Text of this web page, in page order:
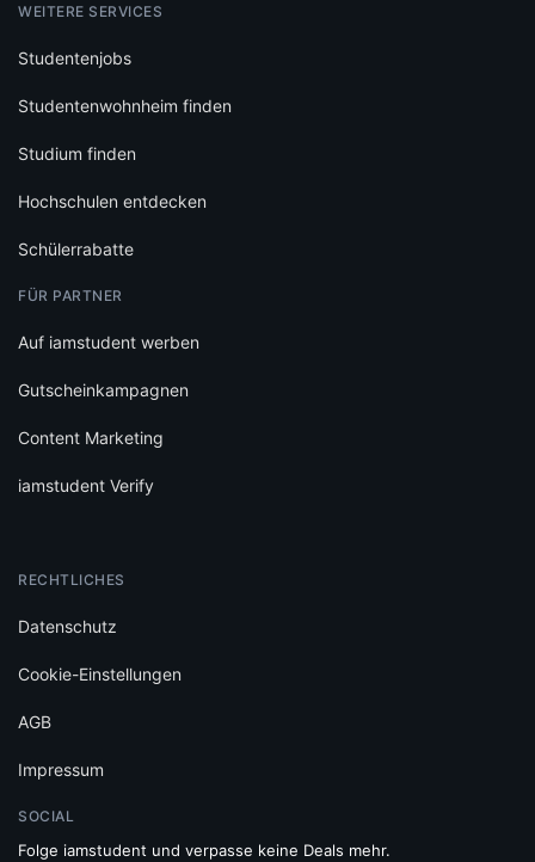
WEITERE SERVICES
Studentenjobs
Studentenwohnheim finden
Studium finden
Hochschulen entdecken
Schülerrabatte
FÜR PARTNER
Auf iamstudent werben
Gutscheinkampagnen
Content Marketing
iamstudent Verify
RECHTLICHES
Datenschutz
Cookie-Einstellungen
AGB
Impressum
SOCIAL
Folge iamstudent und verpasse keine Deals mehr.